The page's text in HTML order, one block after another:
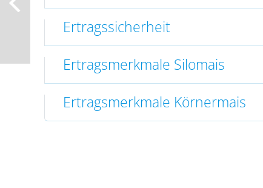
Ertragssicherheit
Ertragsmerkmale Silomais
Ertragsmerkmale Körnermais